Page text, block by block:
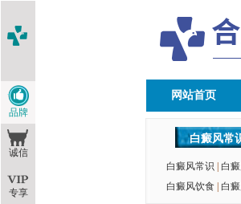
网站首页
白癜风常
白癜风常识
白
白癜风饮食
白
品牌
诚信
专享